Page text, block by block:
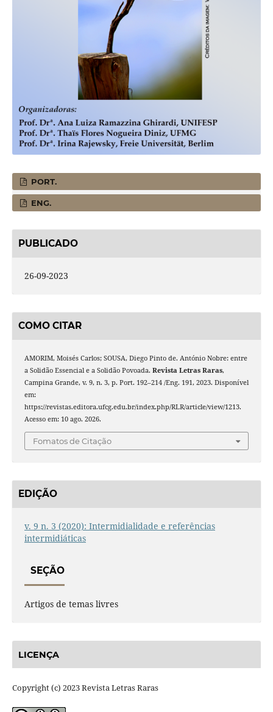
PORT.
ENG.
PUBLICADO
26-09-2023
COMO CITAR
AMORIM, Moisés Carlos; SOUSA, Diego Pinto de. António Nobre: entre
a Solidão Essencial e a Solidão Povoada. Revista Letras Raras,
Campina Grande, v. 9, n. 3, p. Port. 192–214 /Eng. 191, 2023. Disponível
em:
https://revistas.editora.ufcg.edu.br/index.php/RLR/article/view/1213.
Acesso em: 10 ago. 2026.
Fomatos de Citação
EDIÇÃO
v. 9 n. 3 (2020): Intermidialidade e referências
intermidiáticas
SEÇÃO
Artigos de temas livres
LICENÇA
Copyright (c) 2023 Revista Letras Raras